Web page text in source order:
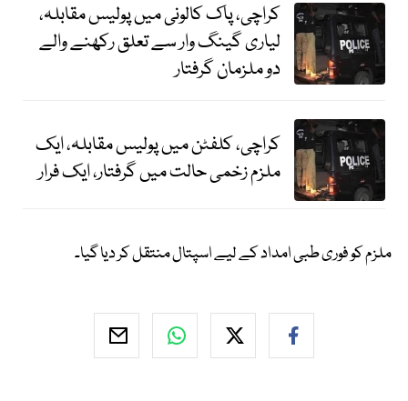
کراچی، پاک کالونی میں پولیس مقابلہ،
لیاری گینگ وار سے تعلق رکھنے والے
دو ملزمان گرفتار
کراچی، کلفٹن میں پولیس مقابلہ، ایک
ملزم زخمی حالت میں گرفتار، ایک فرار
ملزم کو فوری طبی امداد کے لیے اسپتال منتقل کر دیا گیا۔